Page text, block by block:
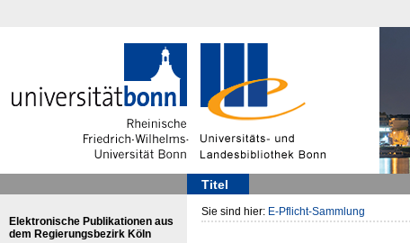
Titel
Elektronische Publikationen aus
dem Regierungsbezirk Köln
Sie sind hier: E-Pflicht-Sammlung